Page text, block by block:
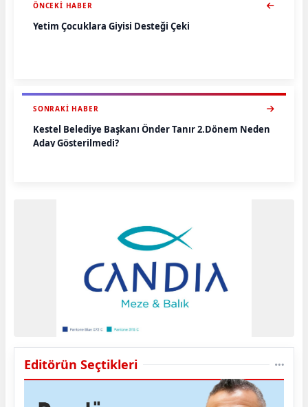
ÖNCEKI HABER
Yetim Çocuklara Giyisi Desteği Çeki
SONRAKI HABER
Kestel Belediye Başkanı Önder Tanır 2.Dönem Neden
Aday Gösterilmedi?
Editörün Seçtikleri